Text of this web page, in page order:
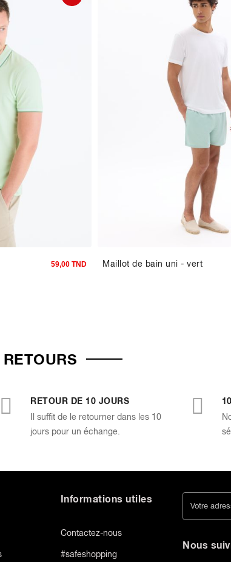
59,00 TND Maillot de bain uni - vert
RETOUR DE 10 JOURS
Il suffit de le retourner dans les 10
jours pour un échange.
Informations utiles
Contactez-nous
#safeshopping
Nous